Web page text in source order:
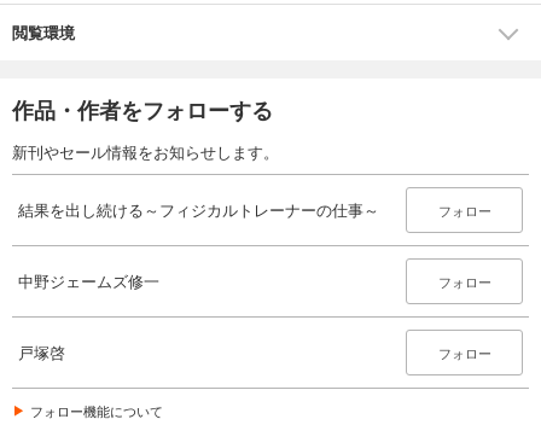
閲覧環境
作品・作者をフォローする
新刊やセール情報をお知らせします。
結果を出し続ける～フィジカルトレーナーの仕事～ フォロー
中野ジェームズ修一 フォロー
戸塚啓 フォロー
フォロー機能について